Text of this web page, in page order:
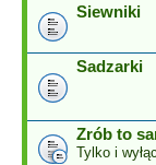
Siewniki
Sadzarki
Zrób to
Tylko i